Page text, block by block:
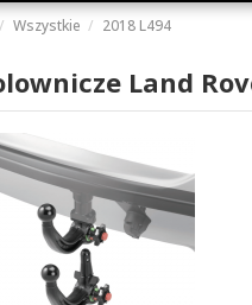
Wszystkie 2018 L494
Land